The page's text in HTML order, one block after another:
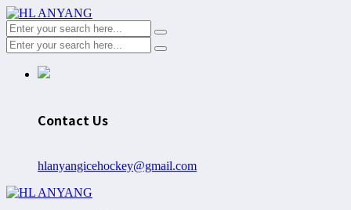
Contact Us
hlanyangicehockey@gmail.com